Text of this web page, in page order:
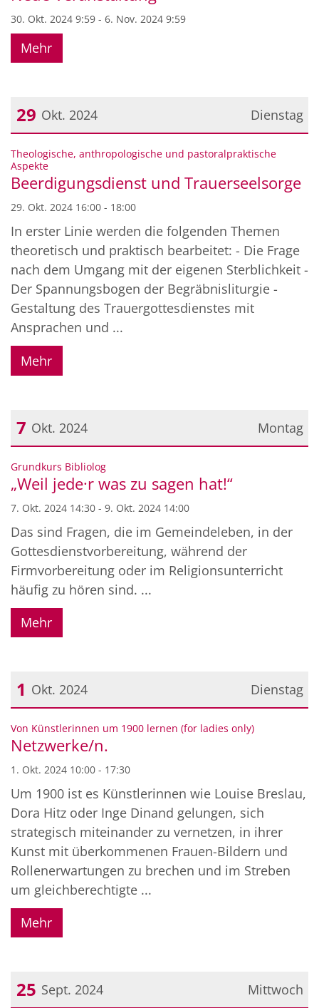
30. Okt. 2024 9:59 - 6. Nov. 2024 9:59
Mehr
Dienstag
29 Okt. 2024
Datum: 29. Oktober 2024
Theologische, anthropologische und pastoralpraktische
Aspekte:
Beerdigungsdienst und Trauerseelsorge
29. Okt. 2024 16:00 - 18:00
In erster Linie werden die folgenden Themen
theoretisch und praktisch bearbeitet: - Die Frage
nach dem Umgang mit der eigenen Sterblichkeit -
Der Spannungsbogen der Begräbnisliturgie -
Gestaltung des Trauergottesdienstes mit
Ansprachen und ...
Mehr
Montag
7 Okt. 2024
Datum: 7. Oktober 2024
Grundkurs Bibliolog:
„Weil jede·r was zu sagen hat!“
7. Okt. 2024 14:30 - 9. Okt. 2024 14:00
Das sind Fragen, die im Gemeindeleben, in der
Gottesdienstvorbereitung, während der
Firmvorbereitung oder im Religionsunterricht
häufig zu hören sind. ...
Mehr
Dienstag
1 Okt. 2024
Datum: 1. Oktober 2024
Von Künstlerinnen um 1900 lernen (for ladies only):
Netzwerke/n.
1. Okt. 2024 10:00 - 17:30
Um 1900 ist es Künstlerinnen wie Louise Breslau,
Dora Hitz oder Inge Dinand gelungen, sich
strategisch miteinander zu vernetzen, in ihrer
Kunst mit überkommenen Frauen-Bildern und
Rollenerwartungen zu brechen und im Streben
um gleichberechtigte ...
Mehr
Mittwoch
25 Sept. 2024